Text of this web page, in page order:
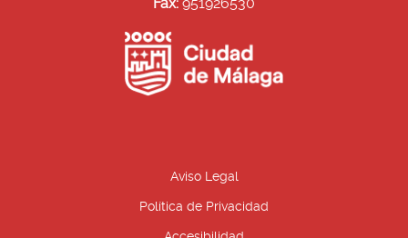
Aviso Legal
Política de Privacidad